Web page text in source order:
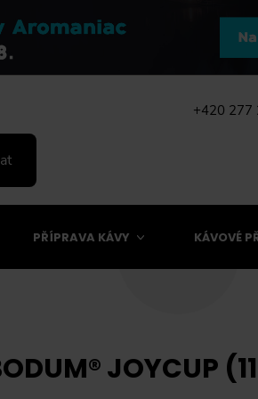
+420 277
PŘÍPRAVA KÁVY KÁVOVÉ
JOYCUP